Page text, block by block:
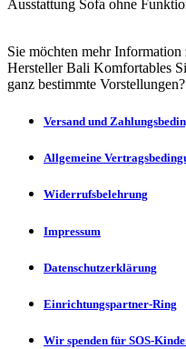
Ausstattung Sofa ohne
Sie möchten mehr
Hersteller Bali Komfortables
ganz bestimmte Vorstellungen?
Versand und
Allgemeine
Widerrufsbelehrung
Impressum
Datenschutzerklärung
Einrichtungspartner-Ring
Wir spenden für SOS-